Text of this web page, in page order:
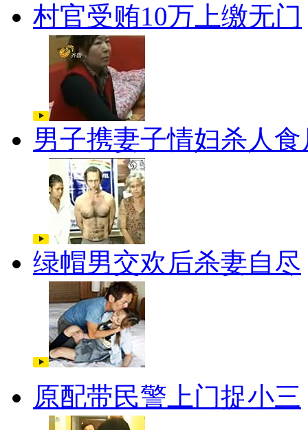
村官受贿10万上缴无门
男子携妻子情妇杀人食
绿帽男交欢后杀妻自尽
原配带民警上门捉小三